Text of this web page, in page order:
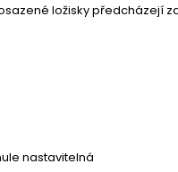
ložisky předcházejí
nastavitelná